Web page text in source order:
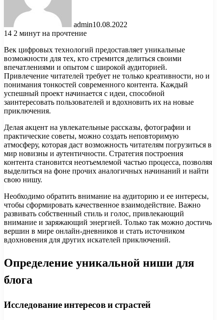
admin10.08.2022
14 2 минут на прочтение
Век цифровых технологий предоставляет уникальные
возможности для тех, кто стремится делиться своими
впечатлениями и опытом с широкой аудиторией.
Привлечение читателей требует не только креативности, но и
понимания тонкостей современного контента. Каждый
успешный проект начинается с идеи, способной
заинтересовать пользователей и вдохновить их на новые
приключения.
Делая акцент на увлекательные рассказы, фотографии и
практические советы, можно создать неповторимую
атмосферу, которая даст возможность читателям погрузиться в
мир новизны и аутентичности. Стратегия построения
контента становится неотъемлемой частью процессa, позволяя
выделиться на фоне прочих аналогичных начинаний и найти
свою нишу.
Необходимо обратить внимание на аудиторию и ее интересы,
чтобы сформировать качественное взаимодействие. Важно
развивать собственный стиль и голос, привлекающий
внимание и заряжающий энергией. Только так можно достичь
вершин в мире онлайн-дневников и стать источником
вдохновения для других искателей приключений.
Определение уникальной ниши для
блога
Исследование интересов и страстей